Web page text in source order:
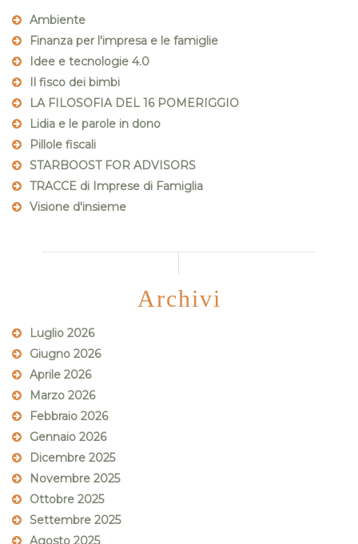
Ambiente
Finanza per l'impresa e le famiglie
Idee e tecnologie 4.0
Il fisco dei bimbi
LA FILOSOFIA DEL 16 POMERIGGIO
Lidia e le parole in dono
Pillole fiscali
STARBOOST FOR ADVISORS
TRACCE di Imprese di Famiglia
Visione d'insieme
Archivi
Luglio 2026
Giugno 2026
Aprile 2026
Marzo 2026
Febbraio 2026
Gennaio 2026
Dicembre 2025
Novembre 2025
Ottobre 2025
Settembre 2025
Agosto 2025